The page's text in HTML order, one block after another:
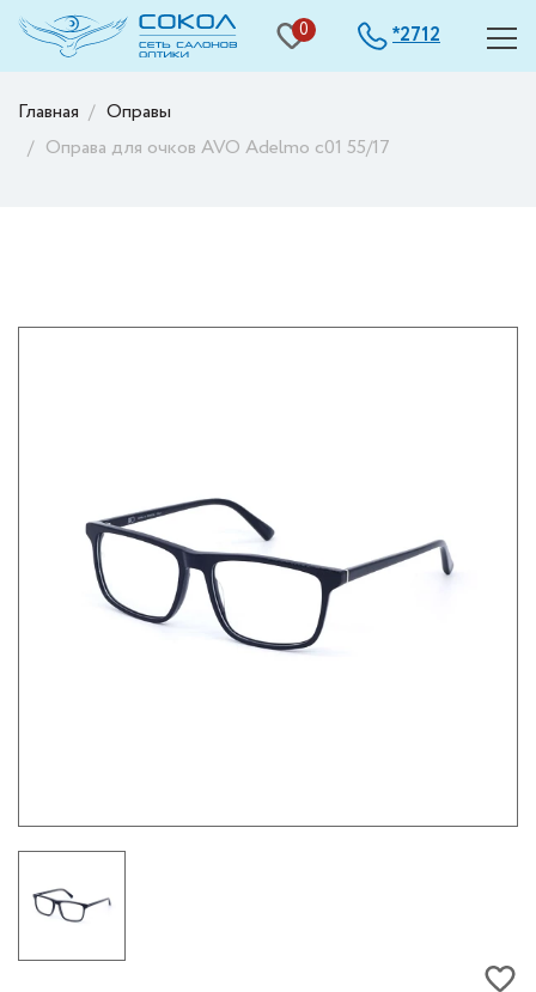
0 *2712
Главная
Оправы
Оправа для очков AVO Adelmo c01 55/17